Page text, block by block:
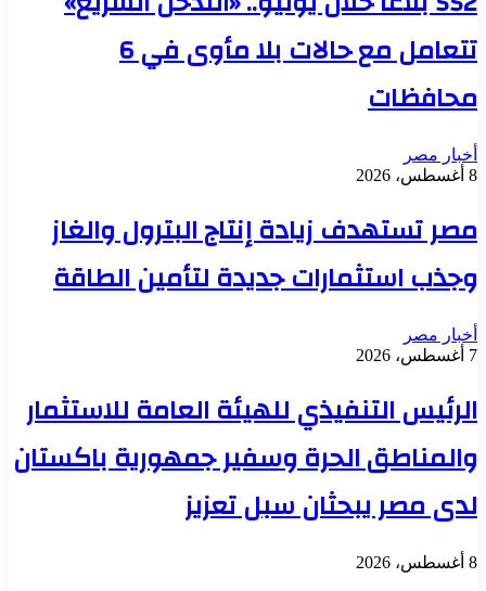
تتعامل مع حالات بلا مأوى في 6
محافظات
أخبار مصر
8 أغسطس، 2026
مصر تستهدف زيادة إنتاج البترول والغاز
وجذب استثمارات جديدة لتأمين الطاقة
أخبار مصر
7 أغسطس، 2026
الرئيس التنفيذي للهيئة العامة للاستثمار
والمناطق الحرة وسفير جمهورية باكستان
لدى مصر يبحثان سبل تعزيز
8 أغسطس، 2026